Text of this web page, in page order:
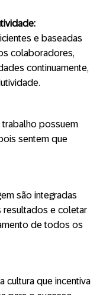
e baseadas
colaboradores,
continuamente,
possuem
sentem que
são integradas
resultados e coletar
de todos os
cultura que incentiva